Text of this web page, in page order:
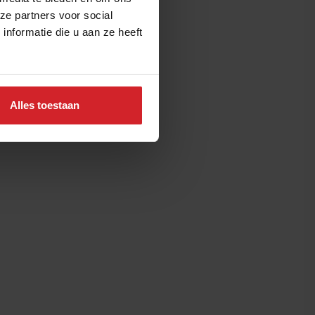
partners voor social
die u aan ze heeft
Alles toestaan